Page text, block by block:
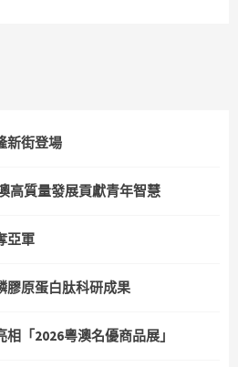
新街登場
高質量發展貢獻青年智慧
亞軍
膠原蛋白肽科研成果
「2026粵澳名優商品展」